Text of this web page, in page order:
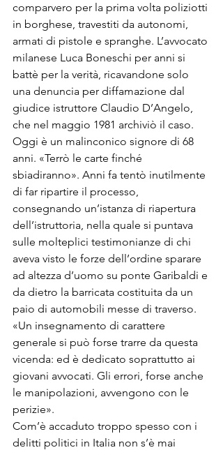
comparve­ro per la prima volta poliziotti
in borghese, travestiti da autonomi,
armati di pistole e spranghe. L’avvocato
milanese Luca Bone­schi per anni si
battè per la verità, ricavandone solo
una denuncia per diffamazione dal
giudice istruttore Claudio D’Angelo,
che nel maggio 1981 archiviò il caso.
Oggi è un malinconico signore di 68
anni. «Terrò le carte finché
sbiadiranno». Anni fa tentò inu­tilmente
di far ripartire il proces­so,
consegnando un’istanza di riapertura
dell’istruttoria, nella quale si puntava
sulle molteplici testimo­nianze di chi
aveva vi­sto le forze dell’ordine sparare
ad altezza d’uomo su ponte Gari­baldi e
da dietro la barricata costituita da un
paio di automobili messe di traverso.
«Un insegnamento di ca­rattere
generale si può forse trarre da questa
vicenda: ed è dedicato soprattutto ai
giovani avvocati. Gli errori, forse anche
le manipolazioni, av­vengono con le
perizie».
Com’è accaduto troppo spes­so con i
delitti politici in Italia non s’è mai